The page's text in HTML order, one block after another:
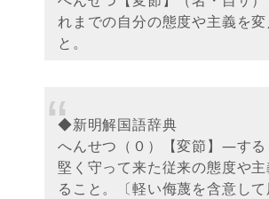
れまでの自分の態度や主義を変
と。
◆新明解国語辞典
へんせつ（０）【変節】―する
堅く守って来た従来の態度や主
ること。〔軽い侮蔑を含意し